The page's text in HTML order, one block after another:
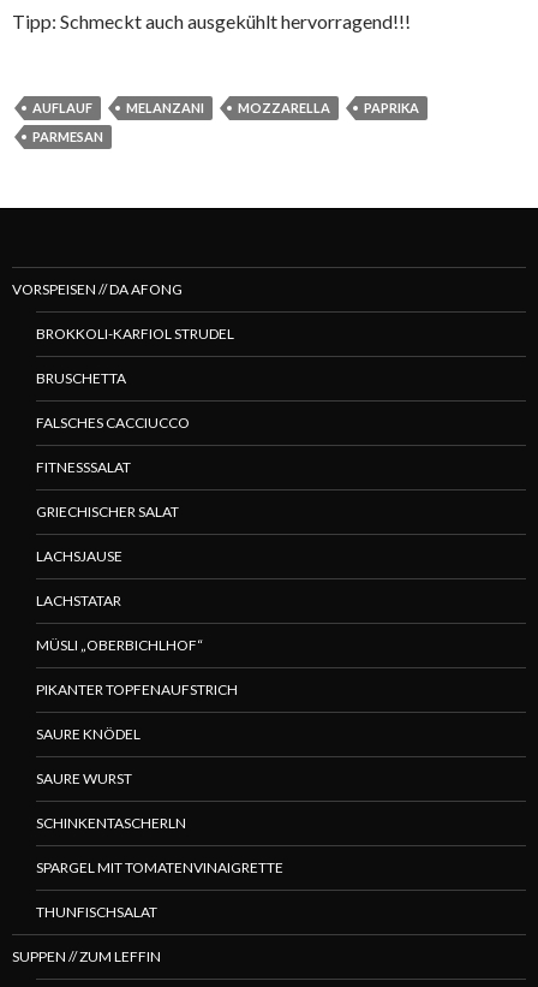
Tipp: Schmeckt auch ausgekühlt hervorragend!!!
AUFLAUF MELANZANI MOZZARELLA
PAPRIKA
PARMESAN
VORSPEISEN // DA AFONG
BROKKOLI-KARFIOL STRUDEL
BRUSCHETTA
FALSCHES CACCIUCCO
FITNESSSALAT
GRIECHISCHER SALAT
LACHSJAUSE
LACHSTATAR
MÜSLI „OBERBICHLHOF“
PIKANTER TOPFENAUFSTRICH
SAURE KNÖDEL
SAURE WURST
SCHINKENTASCHERLN
SPARGEL MIT TOMATENVINAIGRETTE
THUNFISCHSALAT
SUPPEN // ZUM LEFFIN